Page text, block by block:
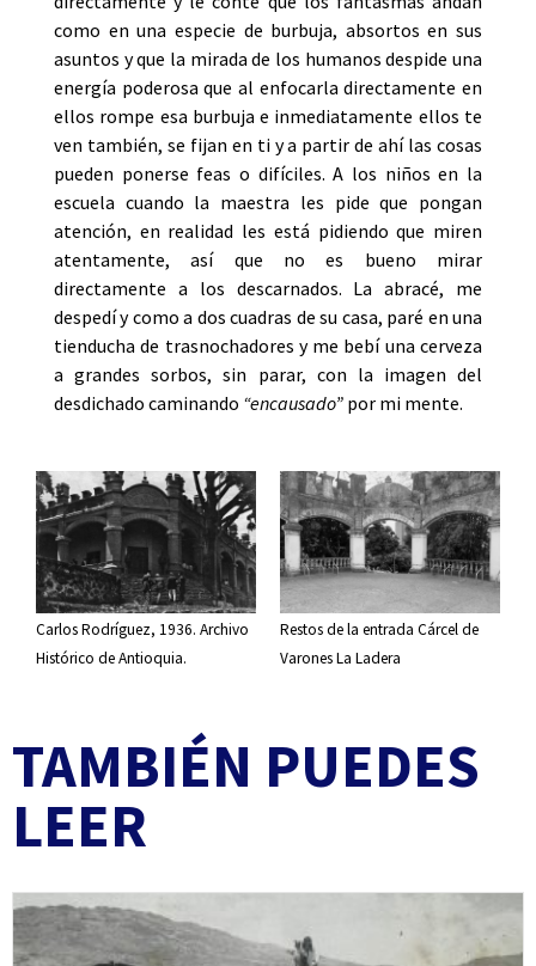
como en una especie de burbuja, absortos en sus
asuntos y que la mirada de los humanos despide una
energía poderosa que al enfocarla directamente en
ellos rompe esa burbuja e inmediatamente ellos te
ven también, se fijan en ti y a partir de ahí las cosas
pueden ponerse feas o difíciles. A los niños en la
escuela cuando la maestra les pide que pongan
atención, en realidad les está pidiendo que miren
atentamente, así que no es bueno mirar
directamente a los descarnados. La abracé, me
despedí y como a dos cuadras de su casa, paré en una
tienducha de trasnochadores y me bebí una cerveza
a grandes sorbos, sin parar, con la imagen del
desdichado caminando “encausado” por mi mente.
Carlos Rodríguez, 1936. Archivo
Histórico de Antioquia.
Restos de la entrada Cárcel de
Varones La Ladera
TAMBIÉN PUEDES
LEER